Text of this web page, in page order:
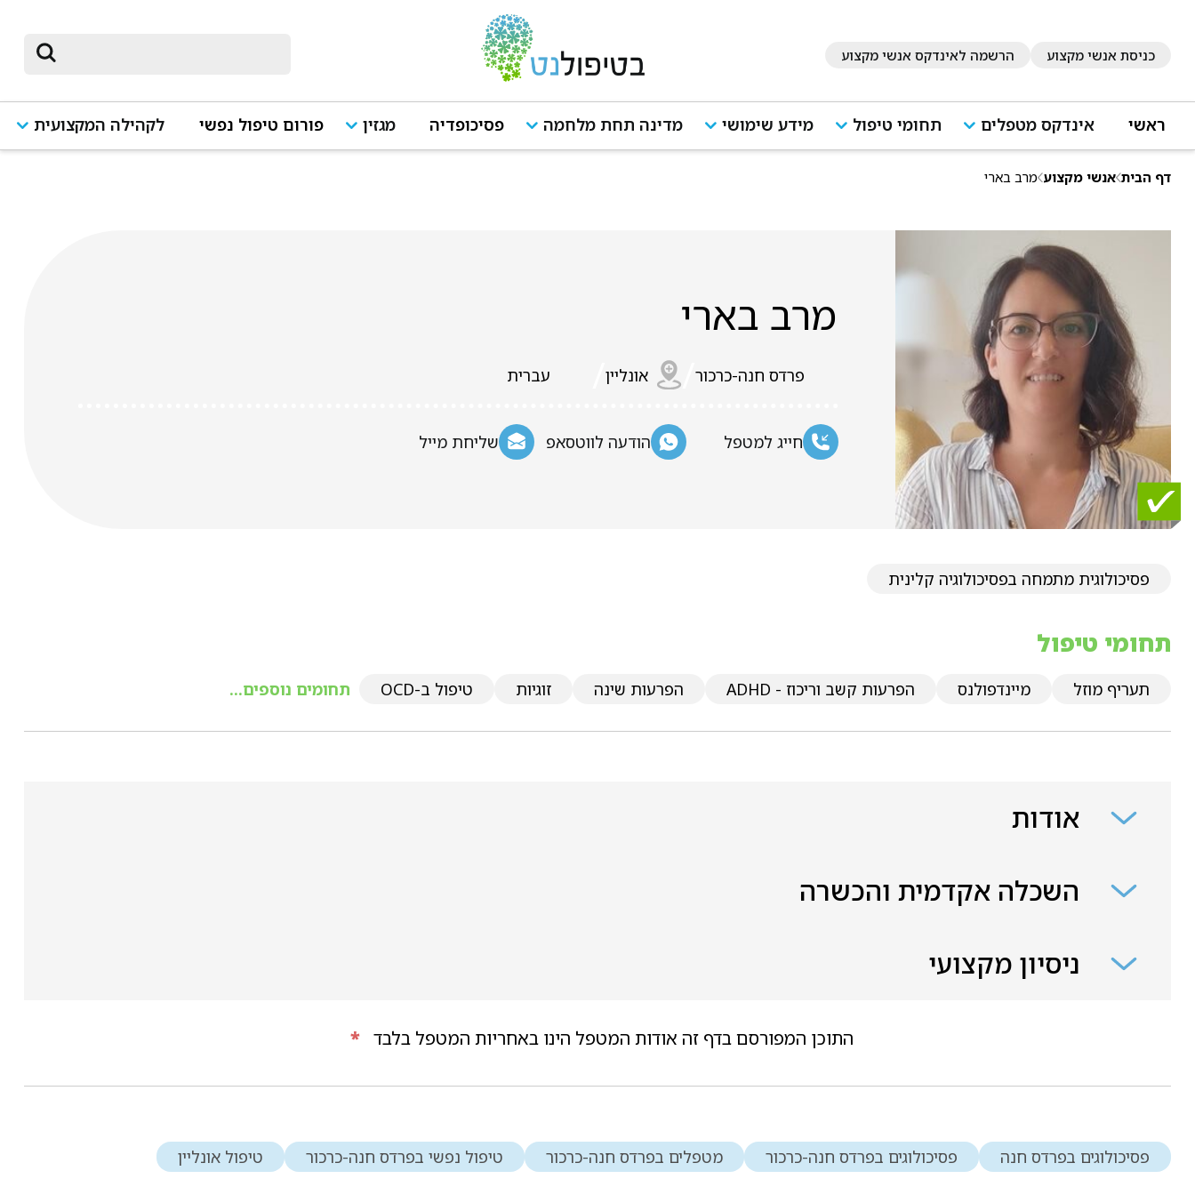
כניסת אנשי מקצוע הרשמה לאינדקס אנשי מקצוע
ראשי אינדקס מטפלים תחומי טיפול מידע שימושי מדינה תחת מלחמה פסיכופדיה מגזין פורום טיפול נפשי לקהילה המקצועית
דף הבית אנשי מקצוע מרב בארי
מרב בארי
פרדס חנה-כרכור אונליין עברית
חייג למטפל הודעה לווטסאפ שליחת מייל
פסיכולוגית מתמחה בפסיכולוגיה קלינית
תחומי טיפול
תעריף מוזל מיינדפולנס הפרעות קשב וריכוז - ADHD הפרעות שינה זוגיות טיפול ב-OCD תחומים נוספים...
אודות
השכלה אקדמית והכשרה
ניסיון מקצועי
* התוכן המפורסם בדף זה אודות המטפל הינו באחריות המטפל בלבד
פסיכולוגים בפרדס חנה פסיכולוגים בפרדס חנה-כרכור מטפלים בפרדס חנה-כרכור טיפול נפשי בפרדס חנה-כרכור טיפול אונליין